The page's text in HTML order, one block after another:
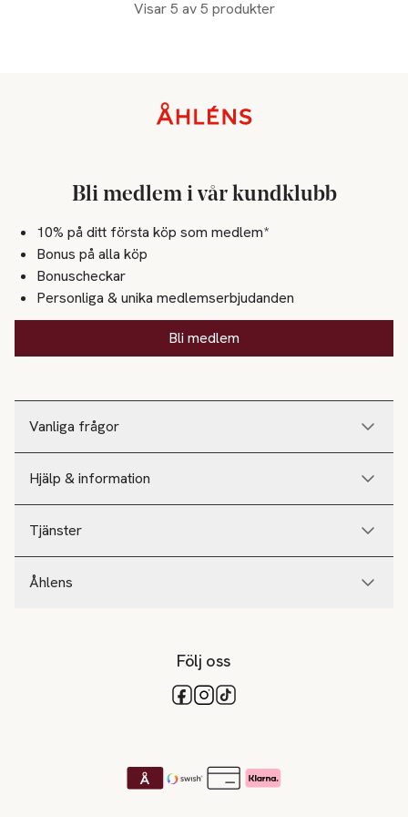
Visar 5 av 5 produkter
Vanliga frågor
Hjälp & information
Tjänster
Åhlens
Bli medlem i vår kundklubb
10% på ditt första köp som medlem*
Bonus på alla köp
Bonuscheckar
Personliga & unika medlemserbjudanden
Bli medlem
Följ oss